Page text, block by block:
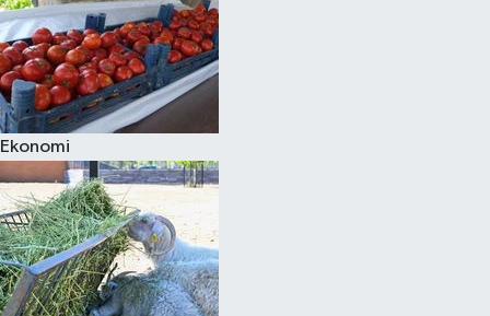
Ekonomi
Sağlık
Siyaset
Teknoloji
Televizyon
Yaşam-Çevre